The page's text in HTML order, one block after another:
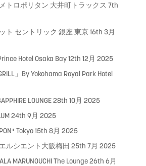
トロポリタン 大井町トラックス 7th
ト セントリック 銀座 東京16th 3月
Hotel Osaka Bay12th 12月 2025
」By Yokohama Royal Park Hotel
LOUNGE28th 10月 2025
24th 9月 2025
Tokyo15th 8月 2025
ルシエント大阪梅田 25th 7月 2025
MARUNOUCHI The Lounge26th 6月